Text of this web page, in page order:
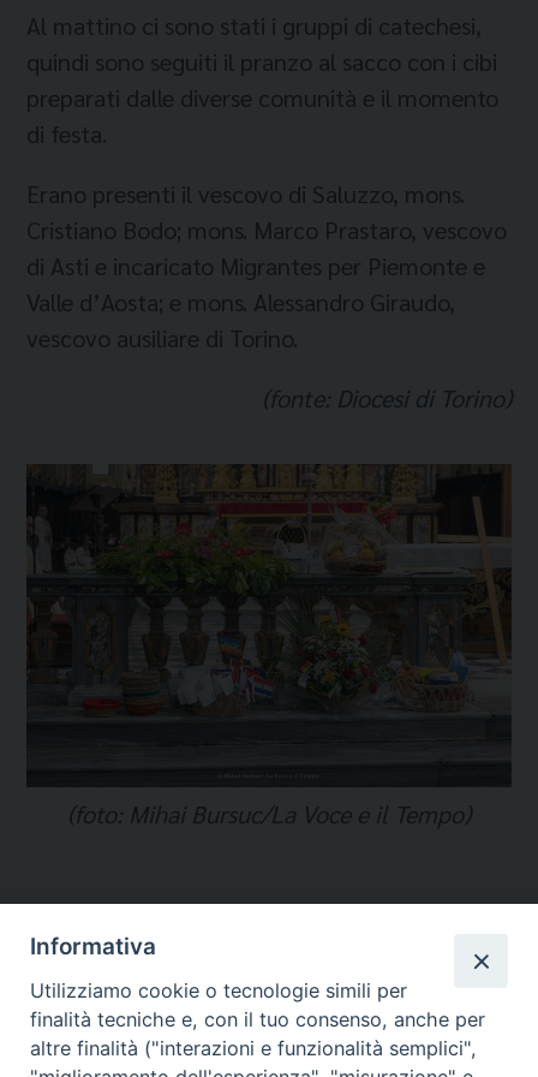
Al mattino ci sono stati i gruppi di catechesi,
quindi sono seguiti il pranzo al sacco con i cibi
preparati dalle diverse comunità e il momento
di festa.
Erano presenti il vescovo di Saluzzo, mons.
Cristiano Bodo; mons. Marco Prastaro, vescovo
di Asti e incaricato Migrantes per Piemonte e
Valle d’Aosta; e mons. Alessandro Giraudo,
vescovo ausiliare di Torino.
(fonte: Diocesi di Torino)
(foto: Mihai Bursuc/La Voce e il Tempo)
Temi:
PASTORALE ETNICA
SUL TERRITORIO
Informativa
Utilizziamo cookie o tecnologie simili per
finalità tecniche e, con il tuo consenso, anche per
altre finalità ("interazioni e funzionalità semplici",